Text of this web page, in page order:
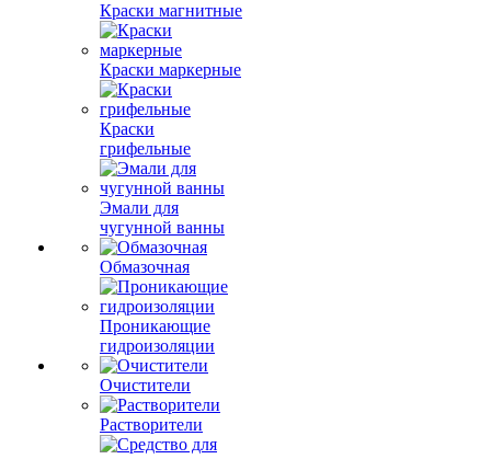
Краски магнитные
Краски маркерные
Краски
грифельные
Эмали для
чугунной ванны
Обмазочная
Проникающие
гидроизоляции
Очистители
Растворители